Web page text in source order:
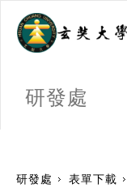
研發處
研發處 表單下載